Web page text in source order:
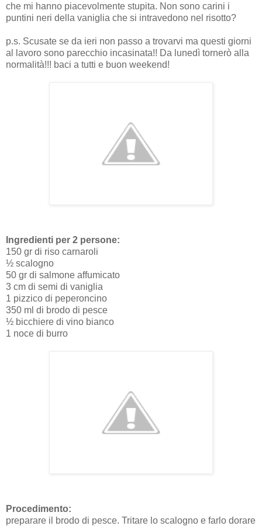
che mi hanno piacevolmente stupita. Non sono carini i
puntini neri della vaniglia che si intravedono nel risotto?
p.s. Scusate se da ieri non passo a trovarvi ma questi giorni
al lavoro sono parecchio incasinata!! Da lunedì tornerò alla
normalità!!! baci a tutti e buon weekend!
Ingredienti per 2 persone:
150 gr di riso carnaroli
½ scalogno
50 gr di salmone affumicato
3 cm di semi di vaniglia
1 pizzico di peperoncino
350 ml di brodo di pesce
½ bicchiere di vino bianco
1 noce di burro
Procedimento:
preparare il brodo di pesce. Tritare lo scalogno e farlo dorare